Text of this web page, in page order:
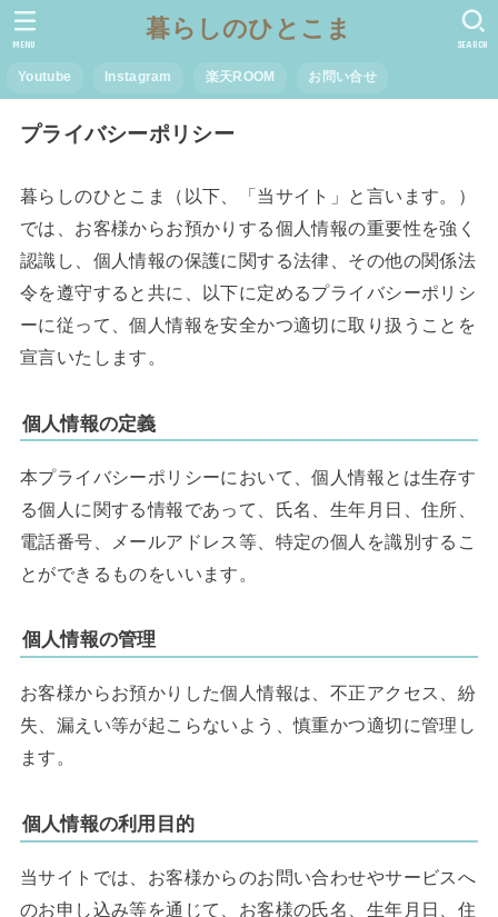
暮らしのひとこま
Youtube Instagram 楽天ROOM お問い合せ
SEARCH
MENU
プライバシーポリシー
暮らしのひとこま（以下、「当サイト」と言います。）
では、お客様からお預かりする個人情報の重要性を強く
認識し、個人情報の保護に関する法律、その他の関係法
令を遵守すると共に、以下に定めるプライバシーポリシ
ーに従って、個人情報を安全かつ適切に取り扱うことを
宣言いたします。
個人情報の定義
本プライバシーポリシーにおいて、個人情報とは生存す
る個人に関する情報であって、氏名、生年月日、住所、
電話番号、メールアドレス等、特定の個人を識別するこ
とができるものをいいます。
個人情報の管理
お客様からお預かりした個人情報は、不正アクセス、紛
失、漏えい等が起こらないよう、慎重かつ適切に管理し
ます。
個人情報の利用目的
当サイトでは、お客様からのお問い合わせやサービスへ
のお申し込み等を通じて、お客様の氏名、生年月日、住